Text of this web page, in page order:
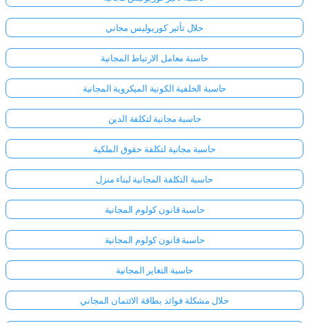
حلال تأثير كوريوليس مجاني
حاسبة معامل الارتباط المجانية
حاسبة الخلفية الكونية الميكروية المجانية
حاسبة مجانية لتكلفة الدين
حاسبة مجانية لتكلفة حقوق الملكية
حاسبة التكلفة المجانية لبناء منزل
حاسبة قانون كولوم المجانية
حاسبة قانون كولوم المجانية
حاسبة التغاير المجانية
حلال مشكلة فوائد بطاقة الائتمان المجاني